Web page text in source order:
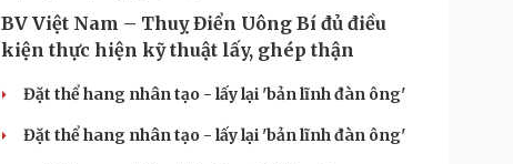
BV Việt Nam – Thuỵ Điển Uông Bí đủ điều
kiện thực hiện kỹ thuật lấy, ghép thận
Đặt thể hang nhân tạo - lấy lại 'bản lĩnh đàn ông'
Đặt thể hang nhân tạo - lấy lại 'bản lĩnh đàn ông'